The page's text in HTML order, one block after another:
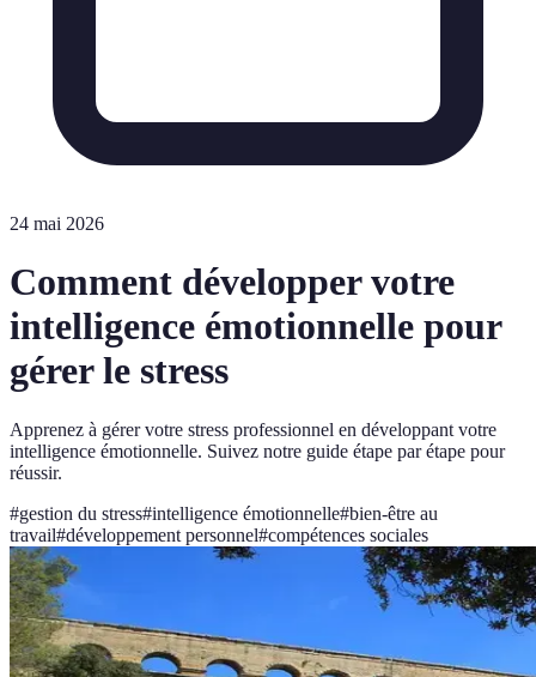
24 mai 2026
Comment développer votre
intelligence émotionnelle pour
gérer le stress
Apprenez à gérer votre stress professionnel en développant votre
intelligence émotionnelle. Suivez notre guide étape par étape pour
réussir.
#gestion du stress#intelligence émotionnelle#bien-être au
travail#développement personnel#compétences sociales